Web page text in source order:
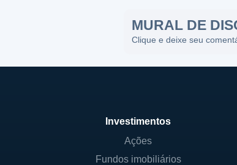
MURAL DE
Clique e deixe seu
Investimentos
Ações
Fundos imobiliários